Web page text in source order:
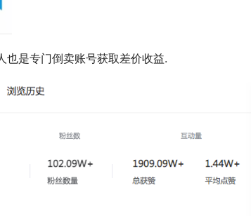
也是专门倒卖账号获取差价收益.